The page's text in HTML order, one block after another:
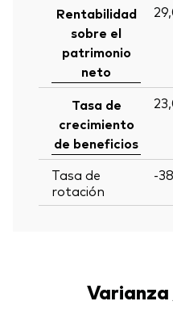
Rentabilidad
sobre el
patrimonio
neto
Tasa de
crecimiento
de beneficios
Tasa de
rotación
-